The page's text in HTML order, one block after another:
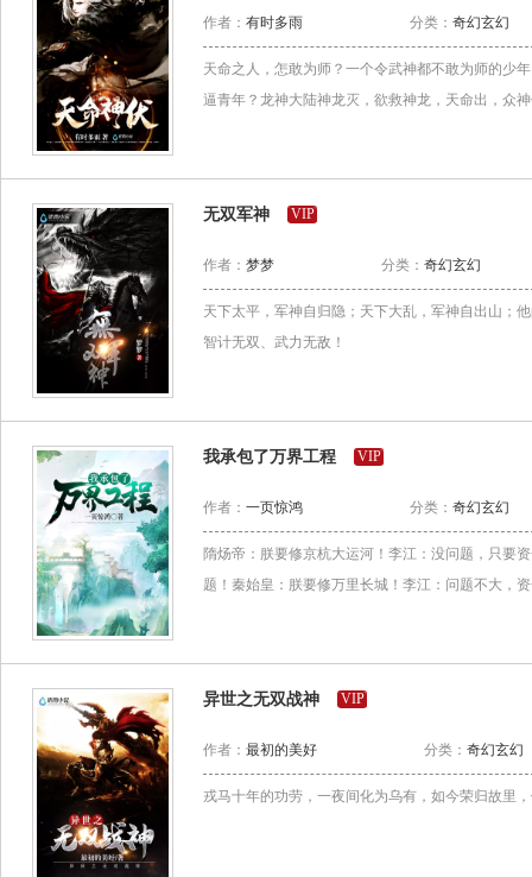
作者： 有时多雨 分类： 奇幻玄幻
天命之人，怎敢为师？一个令武神都不敢为师的少
逼青年？龙神大陆神龙灭，欲救神龙，天命出，众
无双军神 VIP
作者： 梦梦 分类： 奇幻玄幻
天下太平，军神自归隐；天下大乱，军神自出山；
智计无双、武力无敌！
我承包了万界工程 VIP
作者： 一页惊鸿 分类： 奇幻玄幻
隋炀帝：朕要修京杭大运河！李江：没问题，只要
题！秦始皇：朕要修万里长城！李江：问题不大，
异世之无双战神 VIP
作者： 最初的美好 分类： 奇幻玄幻
戎马十年的功劳，一夜间化为乌有，如今荣归故里